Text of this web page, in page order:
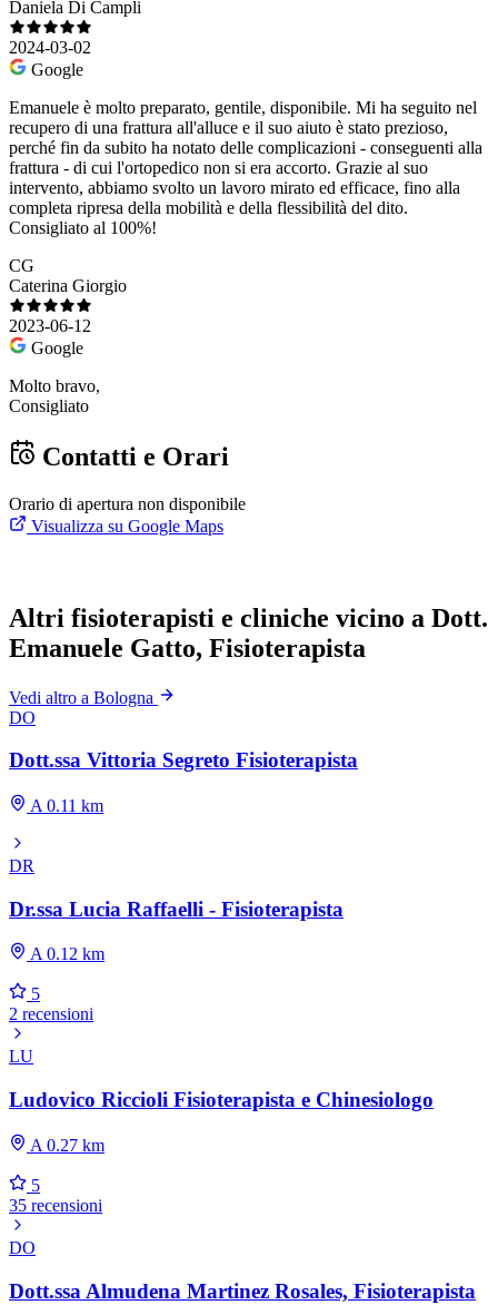
Daniela Di Campli
2024-03-02
Google
Emanuele è molto preparato, gentile, disponibile. Mi ha seguito nel
recupero di una frattura all'alluce e il suo aiuto è stato prezioso,
perché fin da subito ha notato delle complicazioni - conseguenti alla
frattura - di cui l'ortopedico non si era accorto. Grazie al suo
intervento, abbiamo svolto un lavoro mirato ed efficace, fino alla
completa ripresa della mobilità e della flessibilità del dito.
Consigliato al 100%!
CG
Caterina Giorgio
2023-06-12
Google
Molto bravo,
Consigliato
Contatti e Orari
Orario di apertura non disponibile
Visualizza su Google Maps
Altri fisioterapisti e cliniche vicino a Dott.
Emanuele Gatto, Fisioterapista
Vedi altro a Bologna
DO
Dott.ssa Vittoria Segreto Fisioterapista
A 0.11 km
DR
Dr.ssa Lucia Raffaelli - Fisioterapista
A 0.12 km
5
2 recensioni
LU
Ludovico Riccioli Fisioterapista e Chinesiologo
A 0.27 km
5
35 recensioni
DO
Dott.ssa Almudena Martinez Rosales, Fisioterapista